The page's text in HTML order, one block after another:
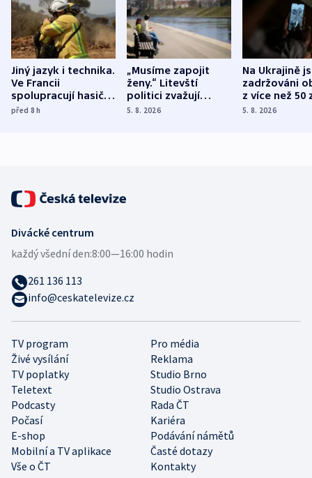
Jiný jazyk i technika.
Ve Francii
spolupracují hasiči z
různých zemí
před 8h
„Musíme zapojit
ženy.“ Litevští
politici zvažují
dohodu o
5. 8. 2026
Na Ukrajině
zadržováni
z více než 50
Bojovali na
5. 8. 2026
TV program
Pro média
Živé vysílání
Reklama
TV poplatky
Studio Brno
Teletext
Studio Ostrava
Podcasty
Rada ČT
Počasí
Kariéra
E-shop
Podávání námětů
Mobilní a TV aplikace
Časté dotazy
Vše o ČT
Kontakty
Divácké centrum
každý všední den:8:00—16:00 hodin
261 136 113
info@ceskatelevize.cz